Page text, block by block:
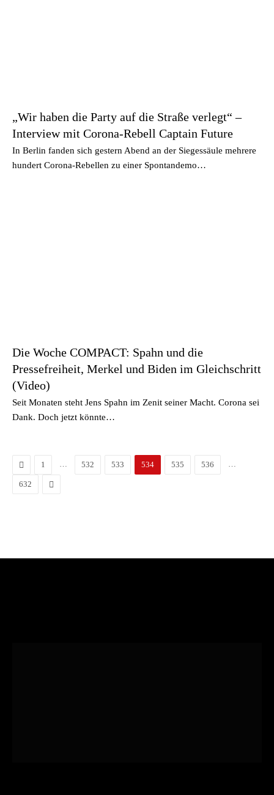
„Wir haben die Party auf die Straße verlegt“ –
Interview mit Corona-Rebell Captain Future
In Berlin fanden sich gestern Abend an der Siegessäule mehrere
hundert Corona-Rebellen zu einer Spontandemo…
Die Woche COMPACT: Spahn und die
Pressefreiheit, Merkel und Biden im Gleichschritt
(Video)
Seit Monaten steht Jens Spahn im Zenit seiner Macht. Corona sei
Dank. Doch jetzt könnte…
Zurück1 … 532 533 534 535 536 …
632 Vor